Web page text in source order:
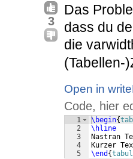
3
Das
dass du
die
(Tabellen-
Open in
Code, hier
1
2
3
4
5
\begin{
\hline
Nastran
Kurzer
\end {